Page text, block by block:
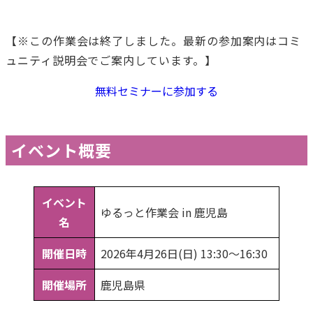
【※この作業会は終了しました。最新の参加案内はコミ
ュニティ説明会でご案内しています。】
無料セミナーに参加する
イベント概要
イベント
名
ゆるっと作業会 in 鹿児島
開催日時
2026年4月26日(日) 13:30〜16:30
開催場所
鹿児島県